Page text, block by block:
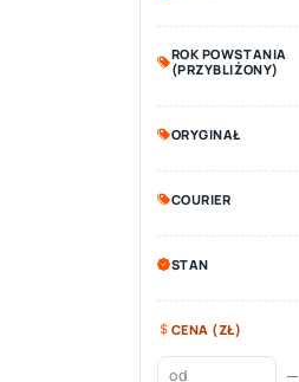
ROK POWSTANIA
(PRZYBLIŻONY)
ORYGINAŁ
COURIER
STAN
CENA (ZŁ)
—